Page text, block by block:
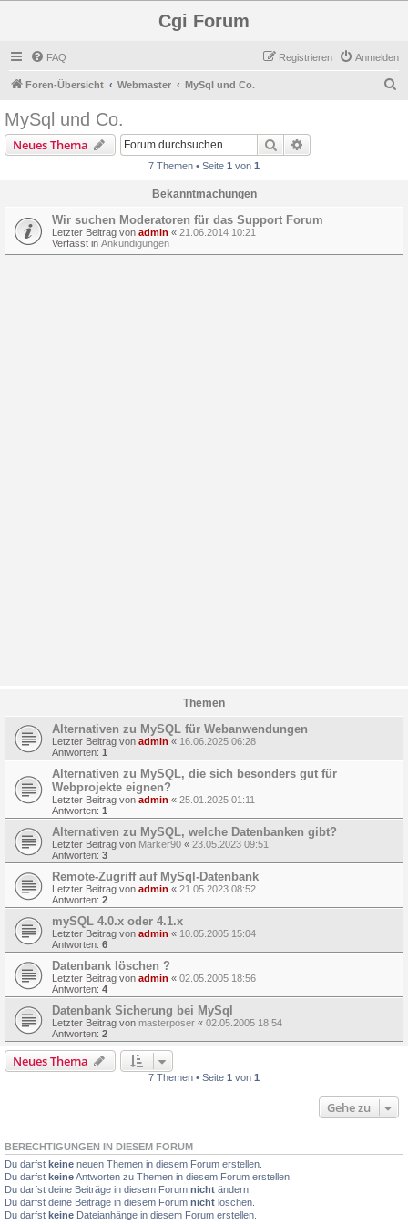
Cgi Forum
FAQ Anmelden
Registrieren
Foren-Übersicht Webmaster MySql und Co.
MySql und Co.
Neues Thema Suche
7 Themen • Seite 1 von 1
Bekanntmachungen
Wir suchen Moderatoren für das Support Forum
Letzter Beitrag von admin « 21.06.2014 10:21
Verfasst in Ankündigungen
Themen
Alternativen zu MySQL für Webanwendungen
Letzter Beitrag von admin « 16.06.2025 06:28
Antworten: 1
Alternativen zu MySQL, die sich besonders gut für
Webprojekte eignen?
Letzter Beitrag von admin « 25.01.2025 01:11
Antworten: 1
Alternativen zu MySQL, welche Datenbanken gibt?
Letzter Beitrag von Marker90 « 23.05.2023 09:51
Antworten: 3
Remote-Zugriff auf MySql-Datenbank
Letzter Beitrag von admin « 21.05.2023 08:52
Antworten: 2
mySQL 4.0.x oder 4.1.x
Letzter Beitrag von admin « 10.05.2005 15:04
Antworten: 6
Datenbank löschen ?
Letzter Beitrag von admin « 02.05.2005 18:56
Antworten: 4
Datenbank Sicherung bei MySql
Letzter Beitrag von masterposer « 02.05.2005 18:54
Antworten: 2
Neues Thema
7 Themen • Seite 1 von 1
Gehe zu
BERECHTIGUNGEN IN DIESEM FORUM
Du darfst keine neuen Themen in diesem Forum erstellen.
Du darfst keineAntworten zu Themen in diesem Forum erstellen.
Du darfst deine Beiträge in diesem Forum nicht ändern.
Du darfst deine Beiträge in diesem Forum nicht löschen.
Du darfst keine Dateianhänge in diesem Forum erstellen.